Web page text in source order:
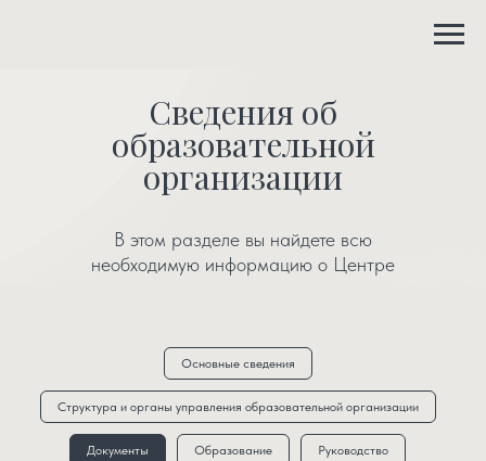
Сведения об
образовательной
организации
В этом разделе вы найдете всю
необходимую информацию о Центре
Основные сведения
Структура и органы управления образовательной организации
Документы Образование Руководство